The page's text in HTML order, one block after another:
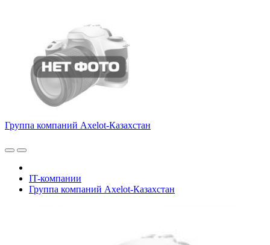
Группа компаний Axelot-Казахстан
IT-компании
Группа компаний Axelot-Казахстан